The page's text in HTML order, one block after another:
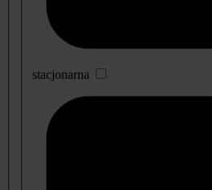
stacjonarna